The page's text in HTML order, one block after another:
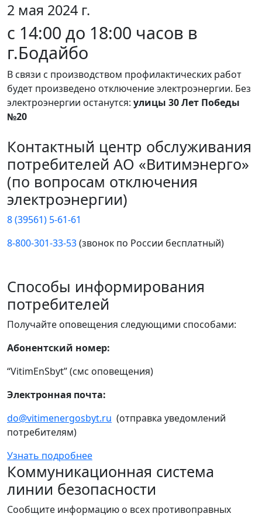
2 мая 2024 г.
с 14:00 до 18:00 часов в
г.Бодайбо
В связи с производством профилактических работ
будет произведено отключение электроэнергии. Без
электроэнергии останутся: улицы 30 Лет Победы
№20
Контактный центр обслуживания
потребителей АО «Витимэнерго»
(по вопросам отключения
электроэнергии)
8 (39561) 5-61-61
8-800-301-33-53(звонок по России бесплатный)
Способы информирования
потребителей
Получайте оповещения следующими способами:
Абонентский номер:
“VitimEnSbyt” (смс оповещения)
Электронная почта:
do@vitimenergosbyt.ru (отправка уведомлений
потребителям)
Узнать подробнее
Коммуникационная система
линии безопасности
Сообщите информацию о всех противоправных